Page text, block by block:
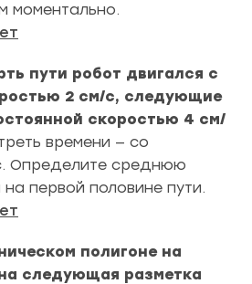
моментально.
пути робот двигался с
2 см/с, следующие
скоростью 4 см/
времени — со
Определите среднюю
первой половине пути.
полигоне на
следующая разметка